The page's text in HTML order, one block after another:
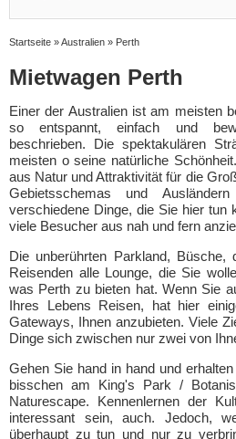
Startseite »Australien » Perth
Mietwagen Perth
Einer der Australien ist am meisten
so entspannt, einfach und
beschrieben. Die spektakulären
meisten o seine natürliche
aus Natur und Attraktivität für die
Gebietsschemas und
verschiedene Dinge, die Sie hier tun
viele Besucher aus nah und fern
Die unberührten Parkland,
Reisenden alle Lounge, die Sie
was Perth zu bieten hat. Wenn Sie
Ihres Lebens Reisen, hat hier
Gateways, Ihnen anzubieten. Viele
Dinge sich zwischen nur zwei von
Gehen Sie hand in hand und
bisschen am King's Park /
Naturescape. Kennenlernen der
interessant sein, auch. Jedoch,
überhaupt zu tun und nur zu